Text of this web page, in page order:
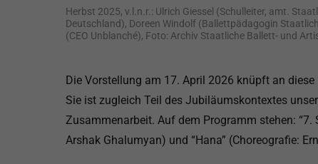
Herbst 2025, v.l.n.r.: Ulrich Giessel (Schulleiter, amt.
Deutschland), Doreen Windolf (Ballettpädagogin
(CEO Unblanché), Foto: Archiv Staatliche Ballett- und
Die Vorstellung am 17. April 2026 knüpft an
Sie ist zugleich Teil des Jubiläumskontextes
Zusammenarbeit. Auf dem Programm stehen: “7.
Arshak Ghalumyan) und “Hana” (Choreografie: